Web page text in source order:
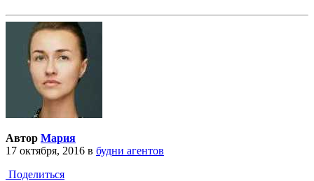
Автор Мария
17 октября, 2016 в будни агентов
Поделиться